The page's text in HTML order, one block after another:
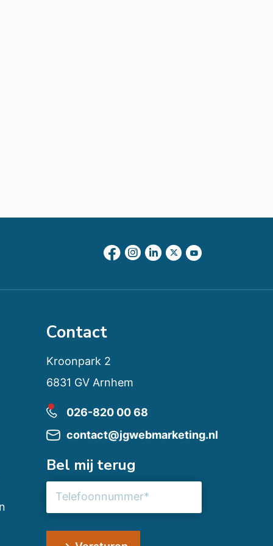
Contact
Kroonpark 2
6831 GV Arnhem
026-820 00 68
contact@jgwebmarketing.nl
Bel mij terug